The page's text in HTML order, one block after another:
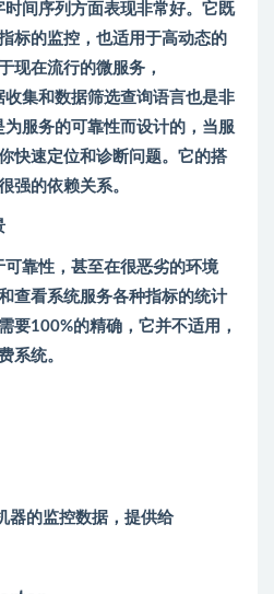
间序列方面表现非常好。它既
标的监控，也适用于高动态的
现在流行的微服务，
集和数据筛选查询语言也是非
服务的可靠性而设计的，当服
快速定位和诊断问题。它的搭
强的依赖关系。
靠性，甚至在很恶劣的环境
查看系统服务各种指标的统计
要100%的精确，它并不适用，
系统。
器的监控数据，提供给